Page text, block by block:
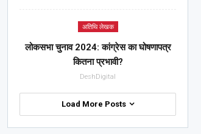
अतिथि लेखक
लोकसभा चुनाव 2024: कांग्रेस का घोषणापत्र
कितना प्रभावी?
DeshDigital
Load More Posts